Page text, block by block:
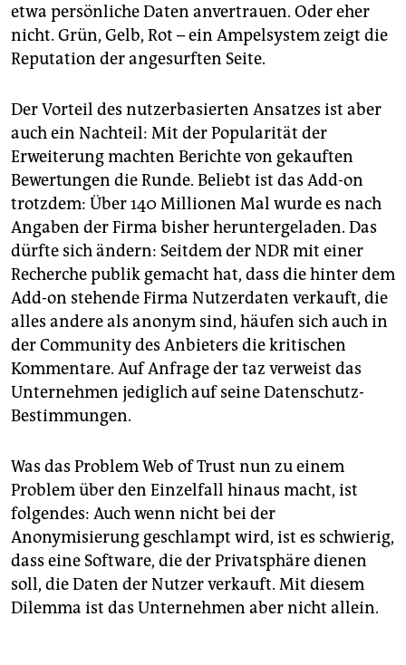
etwa persönliche Daten anvertrauen. Oder eher
nicht. Grün, Gelb, Rot – ein Ampelsystem zeigt die
Reputation der angesurften Seite.
Der Vorteil des nutzerbasierten Ansatzes ist aber
auch ein Nachteil: Mit der Popularität der
Erweiterung machten Berichte von gekauften
Bewertungen die Runde. Beliebt ist das Add-on
trotzdem: Über 140 Millionen Mal wurde es nach
Angaben der Firma bisher heruntergeladen. Das
dürfte sich ändern: Seitdem der NDR mit einer
Recherche publik gemacht hat, dass die hinter dem
Add-on stehende Firma Nutzerdaten verkauft, die
alles andere als anonym sind, häufen sich auch in
der Community des Anbieters die kritischen
Kommentare. Auf Anfrage der taz verweist das
Unternehmen jediglich auf seine Datenschutz-
Bestimmungen.
Was das Problem Web of Trust nun zu einem
Problem über den Einzelfall hinaus macht, ist
folgendes: Auch wenn nicht bei der
Anonymisierung geschlampt wird, ist es schwierig,
dass eine Software, die der Privatsphäre dienen
soll, die Daten der Nutzer verkauft. Mit diesem
Dilemma ist das Unternehmen aber nicht allein.